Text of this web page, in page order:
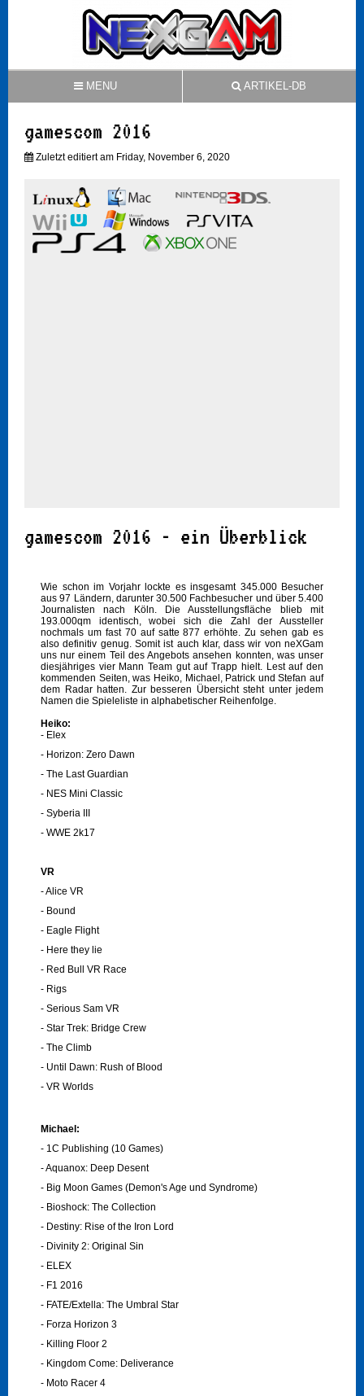
MENU ARTIKEL-DB
gamescom 2016
Zuletzt editiert am Friday, November 6, 2020
gamescom 2016 - ein Überblick
Wie schon im Vorjahr lockte es insgesamt 345.000 Besucher
aus 97 Ländern, darunter 30.500 Fachbesucher und über 5.400
Journalisten nach Köln. Die Ausstellungsfläche blieb mit
193.000qm identisch, wobei sich die Zahl der Aussteller
nochmals um fast 70 auf satte 877 erhöhte. Zu sehen gab es
also definitiv genug. Somit ist auch klar, dass wir von neXGam
uns nur einem Teil des Angebots ansehen konnten, was unser
diesjähriges vier Mann Team gut auf Trapp hielt. Lest auf den
kommenden Seiten, was Heiko, Michael, Patrick und Stefan auf
dem Radar hatten. Zur besseren Übersicht steht unter jedem
Namen die Spieleliste in alphabetischer Reihenfolge.
Heiko:
- Elex
- Horizon: Zero Dawn
- The Last Guardian
- NES Mini Classic
- Syberia III
- WWE 2k17
VR
- Alice VR
- Bound
- Eagle Flight
- Here they lie
- Red Bull VR Race
- Rigs
- Serious Sam VR
- Star Trek: Bridge Crew
- The Climb
- Until Dawn: Rush of Blood
- VR Worlds
Michael:
- 1C Publishing (10 Games)
- Aquanox: Deep Desent
- Big Moon Games (Demon's Age und Syndrome)
- Bioshock: The Collection
- Destiny: Rise of the Iron Lord
- Divinity 2: Original Sin
- ELEX
- F1 2016
- FATE/Extella: The Umbral Star
- Forza Horizon 3
- Killing Floor 2
- Kingdom Come: Deliverance
- Moto Racer 4